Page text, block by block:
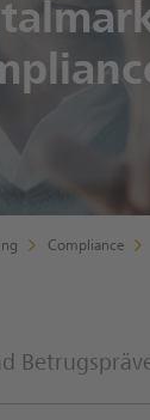
Compliance